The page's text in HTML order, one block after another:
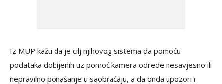
Iz MUP kažu da je cilj njihovog sistema da pomoću
podataka dobijenih uz pomoć kamera odrede nesavjesno ili
nepravilno ponašanje u saobraćaju, a da onda upozori i